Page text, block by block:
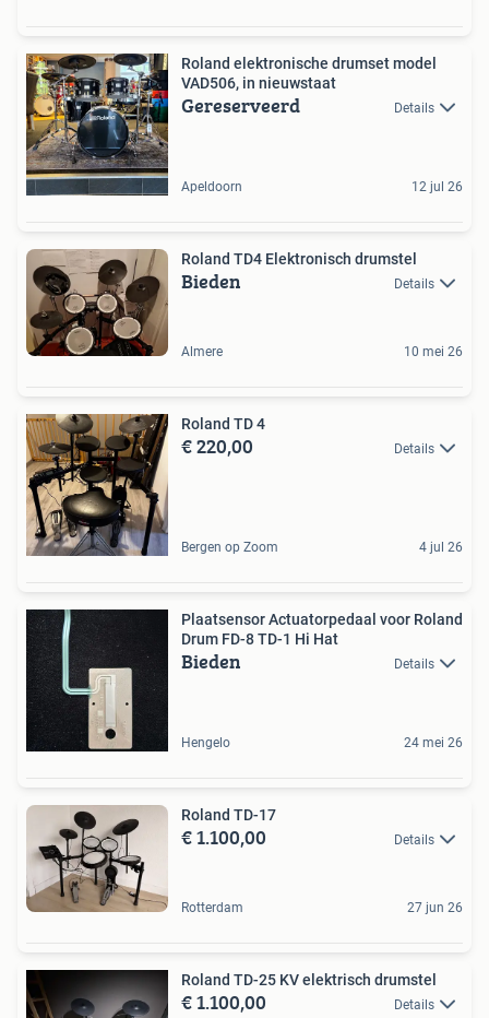
Roland elektronische drumset model
VAD506, in nieuwstaat
Gereserveerd Details
Apeldoorn 12 jul 26
Roland TD4 Elektronisch drumstel
Bieden Details
Almere 10 mei 26
Roland TD 4
€ 220,00 Details
Bergen op Zoom 4 jul 26
Plaatsensor Actuatorpedaal voor Roland
Drum FD-8 TD-1 Hi Hat
Bieden Details
Hengelo 24 mei 26
Roland TD-17
€ 1.100,00 Details
Rotterdam 27 jun 26
Roland TD-25 KV elektrisch drumstel
€ 1.100,00 Details